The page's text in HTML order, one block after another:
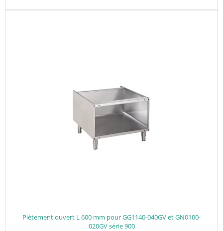
Piètement ouvert L 600 mm pour GG1140-040GV et GN0100-
020GV série 900